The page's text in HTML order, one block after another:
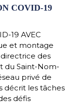
COVID-19
19 AVEC
et montage
des
du Saint-Nom-
privé de
décrit les tâches
défis